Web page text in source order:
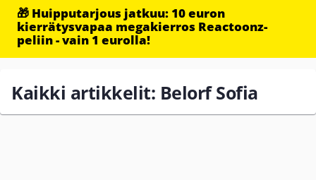
🎁 Huipputarjous jatkuu: 10 euron
kierrätysvapaa megakierros Reactoonz-
peliin - vain 1 eurolla!
Kaikki artikkelit: Belorf Sofia